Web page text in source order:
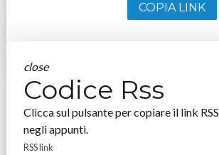
COPIA LINK
close
Codice Rss
Clicca sul pulsante per copiare il link RSS
negli appunti.
RSS link